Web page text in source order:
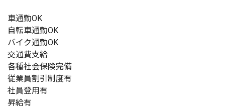
車通勤OK
自転車通勤OK
バイク通勤OK
交通費支給
各種社会保険完備
従業員割引制度有
社員登用有
昇給有